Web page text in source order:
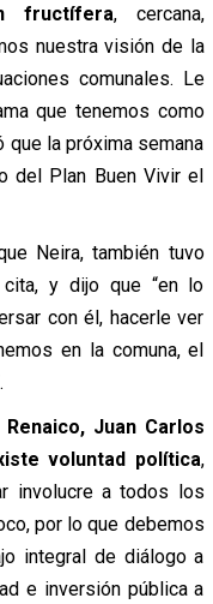
fructífera, cercana,
nuestra visión de la
comunales. Le
que tenemos como
que la próxima semana
del Plan Buen Vivir el
Neira, también tuvo
y dijo que “en lo
con él, hacerle ver
en la comuna, el
Juan Carlos
voluntad política,
involucre a todos los
por lo que debemos
integral de diálogo a
e inversión pública a